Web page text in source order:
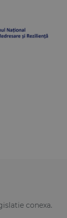
conexa.